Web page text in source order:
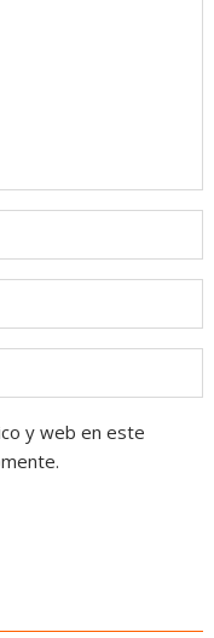
y web en este